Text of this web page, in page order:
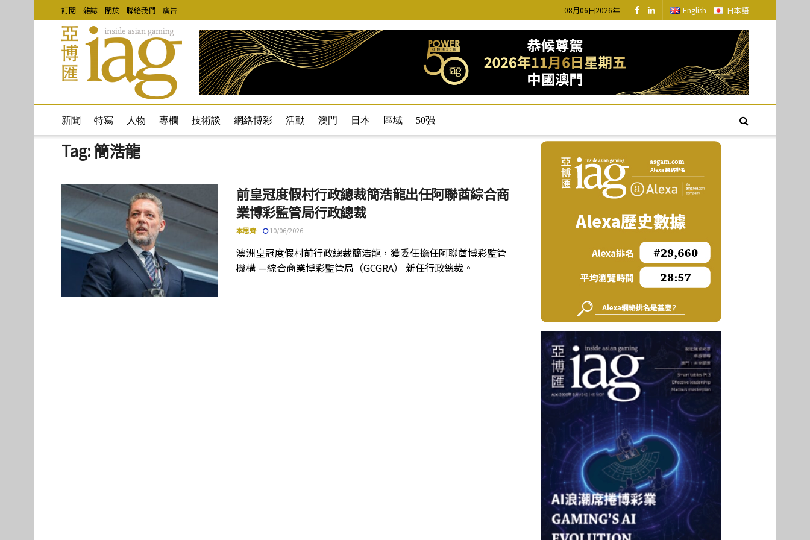
訂閱 雜誌 關於 聯絡我們 廣告 08月06日2026年 English 日本語
新聞 特寫 人物 專欄 技術談 網絡博彩 活動 澳門 日本 區域 50强
Tag:簡浩龍
前皇冠度假村行政總裁簡浩龍出任阿聯酋綜合商
業博彩監管局行政總裁
本思齊 10/06/2026
澳洲皇冠度假村前行政總裁簡浩龍，獲委任擔任阿聯酋博彩監管
機構 —綜合商業博彩監管局（GCGRA） 新任行政總裁。